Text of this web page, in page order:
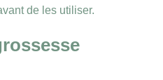
de les utiliser.